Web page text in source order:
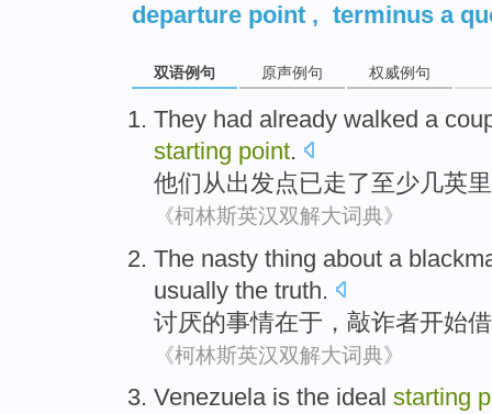
departure point , terminus a
双语例句 原声例句 权威例句
They had already walked a
starting point.
他们 从出发点已走了至少几英里
《柯林斯英汉双解大词典》
The nasty thing about a
usually the truth.
讨厌的事情在于， 敲诈者开始
《柯林斯英汉双解大词典》
Venezuela is the ideal starting